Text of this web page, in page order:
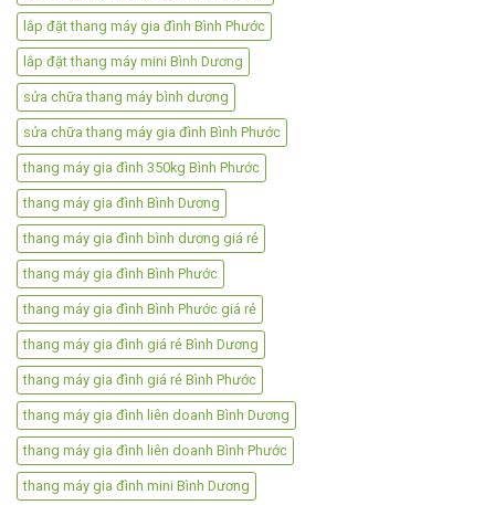
lắp đặt thang máy gia đình Bình Phước
lắp đặt thang máy mini Bình Dương
sửa chữa thang máy bình dương
sửa chữa thang máy gia đình Bình Phước
thang máy gia đình 350kg Bình Phước
thang máy gia đình Bình Dương
thang máy gia đình bình dương giá rẻ
thang máy gia đình Bình Phước
thang máy gia đình Bình Phước giá rẻ
thang máy gia đình giá rẻ Bình Dương
thang máy gia đình giá rẻ Bình Phước
thang máy gia đình liên doanh Bình Dương
thang máy gia đình liên doanh Bình Phước
thang máy gia đình mini Bình Dương